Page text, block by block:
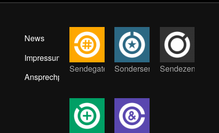
News
Impressum
Ansprechpartner:innen
Sendegate SondersendungSendezentrum